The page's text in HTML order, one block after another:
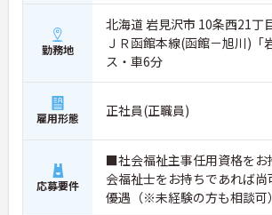
勤務地
北海道 岩見沢市 10条西21丁
ＪＲ函館本線(函館－旭川)「
ス・車6分
雇用形態 正社員(正職員)
応募要件
■社会福祉主事任用資格をお
会福祉士をお持ちであれば
優遇（※未経験の方も相談可）